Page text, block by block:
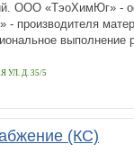
ООО «ТэоХимЮг» -
- производителя
выполнение
Д. 35/5
(КС)